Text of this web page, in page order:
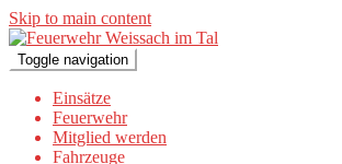
Skip to main content
Toggle navigation
Einsätze
Feuerwehr
Mitglied werden
Fahrzeuge